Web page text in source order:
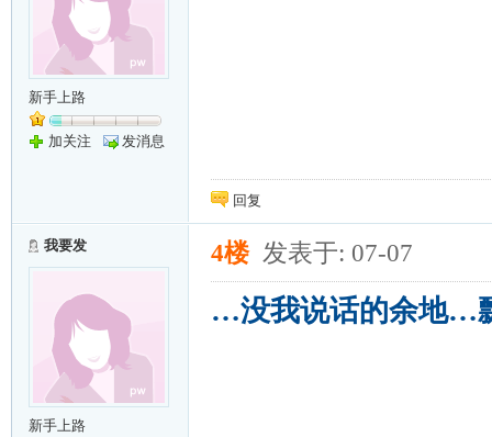
新手上路
加关注 发消息
回复
我要发
新手上路
4楼 发表于: 07-07
…没我说话的余地…